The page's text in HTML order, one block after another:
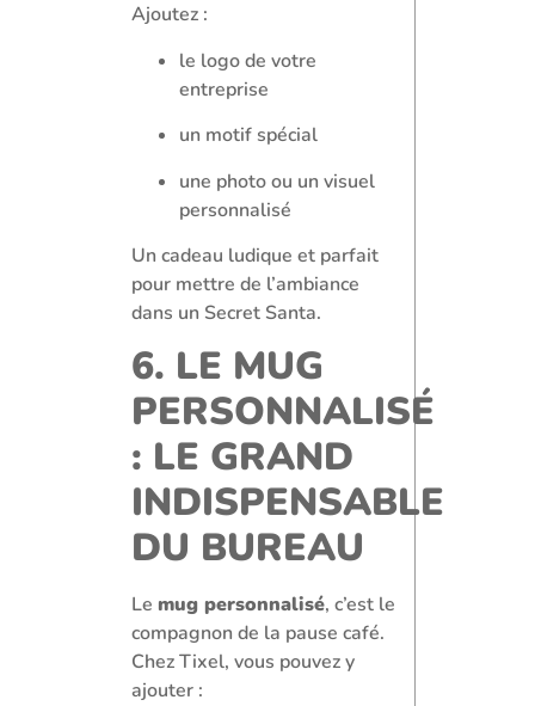
Ajoutez :
le logo de votre
entreprise
un motif spécial
une photo ou un visuel
personnalisé
Un cadeau ludique et parfait
pour mettre de l’ambiance
dans un Secret Santa.
6. LE MUG
PERSONNALISÉ
: LE GRAND
INDISPENSABLE
DU BUREAU
Le mug personnalisé, c’est le
compagnon de la pause café.
Chez Tixel, vous pouvez y
ajouter :